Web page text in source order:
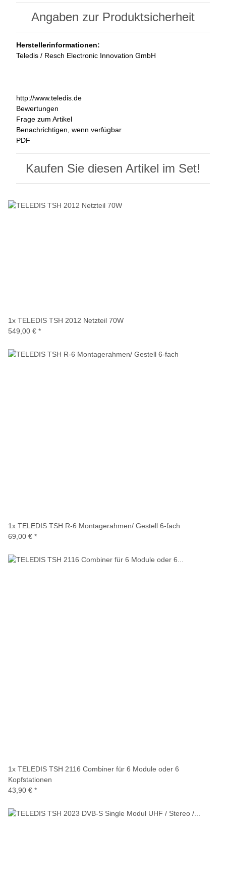
Angaben zur Produktsicherheit
Herstellerinformationen:
Teledis / Resch Electronic Innovation GmbH
http://www.teledis.de
Bewertungen
Frage zum Artikel
Benachrichtigen, wenn verfügbar
PDF
Kaufen Sie diesen Artikel im Set!
1x TELEDIS TSH 2012 Netzteil 70W
549,00 € *
1x TELEDIS TSH R-6 Montagerahmen/ Gestell 6-fach
69,00 € *
1x TELEDIS TSH 2116 Combiner für 6 Module oder 6
Kopfstationen
43,90 € *